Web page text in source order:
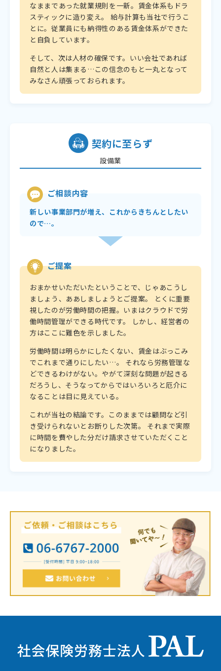
なままであった就業規則を一新。賃金体系もドラ
スティックに造り変え。 給与計算も当社で行うこ
とに。従業員にも納得性のある賃金体系ができた
と自負しています。
そして、次は人材の確保です。いい会社であれば
自然と人は集まる…この信念のもと一丸となって
みなさん頑張っておられます。
契約に至らず
設備業
ご相談内容
新しい事業部門が増え、これからきちんとしたい
ので…。
ご提案
おまかせいただいたということで、じゃあこうし
ましょう、ああしましょうとご提案。 とくに重要
視したのが労働時間の把握。いまはクラウドで労
働時間管理ができる時代です。 しかし、経営者の
方はここに難色を示しました。
労働時間は明らかにしたくない、賃金はぶっこみ
でこれまで通りにしたい…。 それなら労務管理な
どできるわけがない。やがて深刻な問題が起きる
だろうし、そうなってからではいろいろと厄介に
なることは目に見えている。
これが当社の結論です。このままでは顧問など引
き受けられないとお断りした次第。 それまで実際
に時間を費やした分だけ請求させていただくこと
になりました。